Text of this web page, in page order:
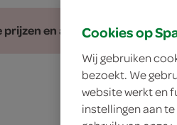
prijzen en assortiment
Cookies op
Wij gebruiken
bezoekt. We
website werkt en
instellingen aan